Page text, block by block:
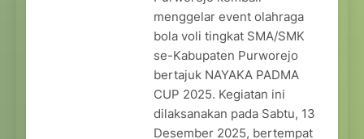
menggelar event olahraga
bola voli tingkat SMA/SMK
se-Kabupaten Purworejo
bertajuk NAYAKA PADMA
CUP 2025. Kegiatan ini
dilaksanakan pada Sabtu, 13
Desember 2025, bertempat